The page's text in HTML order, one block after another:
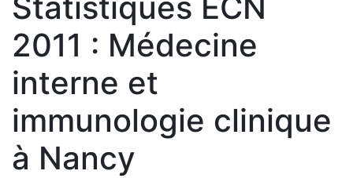
2011 : Médecine
interne et
immunologie clinique
à Nancy